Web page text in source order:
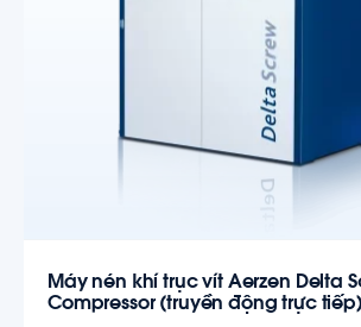
Máy nén khí trục vít Aerzen Delta
Compressor (truyền động trực tiếp)